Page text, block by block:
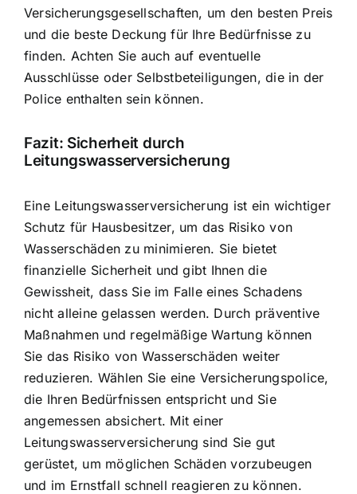
Versicherungsgesellschaften, um den besten Preis
und die beste Deckung für Ihre Bedürfnisse zu
finden. Achten Sie auch auf eventuelle
Ausschlüsse oder Selbstbeteiligungen, die in der
Police enthalten sein können.
Fazit: Sicherheit durch
Leitungswasserversicherung
Eine Leitungswasserversicherung ist ein wichtiger
Schutz für Hausbesitzer, um das Risiko von
Wasserschäden zu minimieren. Sie bietet
finanzielle Sicherheit und gibt Ihnen die
Gewissheit, dass Sie im Falle eines Schadens
nicht alleine gelassen werden. Durch präventive
Maßnahmen und regelmäßige Wartung können
Sie das Risiko von Wasserschäden weiter
reduzieren. Wählen Sie eine Versicherungspolice,
die Ihren Bedürfnissen entspricht und Sie
angemessen absichert. Mit einer
Leitungswasserversicherung sind Sie gut
gerüstet, um möglichen Schäden vorzubeugen
und im Ernstfall schnell reagieren zu können.